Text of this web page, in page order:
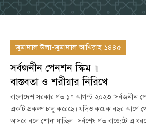
জুমাদাল উলা-জুমাদাল আখিরাহ ১৪৪৫
সর্বজনীন পেনশন স্কিম ॥
বাস্তবতা ও শরীয়ার নিরিখে
বাংলাদেশ সরকার গত ১৭ আগস্ট ২০২৩ ‘সর্বজনীন
একটি প্রকল্প চালু করেছে। যদিও কয়েক বছর আগে
আসবে বলে শোনা যাচ্ছিল। সর্বশেষ গত বাজেটে এ